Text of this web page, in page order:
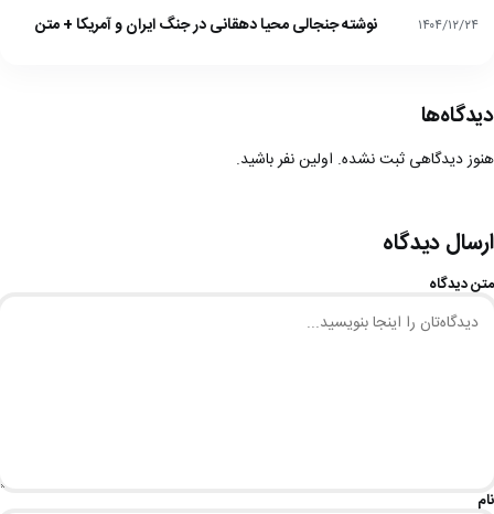
۱۴۰۴/۱۲/۲۴ نوشته جنجالی محیا دهقانی در جنگ ایران و آمریکا + متن
دیدگاه‌ها
هنوز دیدگاهی ثبت نشده. اولین نفر باشید.
ارسال دیدگاه
متن دیدگاه
نام